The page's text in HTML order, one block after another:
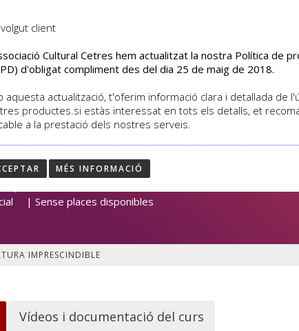
EL CENTRE CURSOS
IMPRESCINDIBLE
| Sense places disponibles
IMPRESCINDIBLE
Vídeos i documentació del curs
client
Cultural Cetres hem actualitzat la nostra Política de
d'obligat compliment des del dia 25 de maig de 2018.
aquesta actualització, t'oferim informació clara i detallada
productes.si estàs interessat en tots els detalls, et
a la prestació dels nostres serveis.
MÉS INFORMACIÓ